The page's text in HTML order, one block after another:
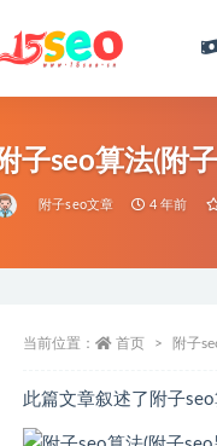
子seo算法(附
附子seo文章 4 年前
当前位置： 首页 附子
此篇文章叙述了附子seo